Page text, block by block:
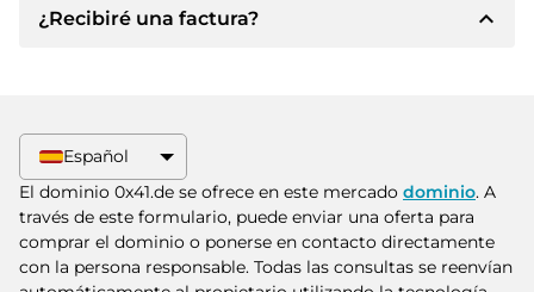
Tras llegar a un acuerdo, el propietario le
Paypal u otros métodos de pago.
Indique siempre el nombre de dominio y el
número de factura al realizar la transferencia.
¿Recibiré una factura? expand_less
superiores, también recibirá un contrato de
compra adicional si lo solicita.
Español
El dominio 0x41.de se ofrece en este mercado dominio. A
través de este formulario, puede enviar una oferta para
comprar el dominio o ponerse en contacto directamente
con la persona responsable. Todas las consultas se reenvían